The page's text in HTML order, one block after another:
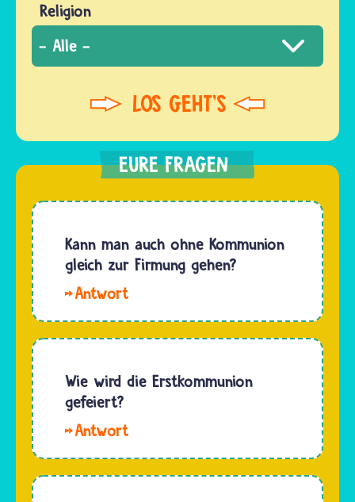
Religion
Kann man auch ohne Kommunion
gleich zur Firmung gehen?
Zur
in die
katholische
Kirche
gehören
immer
die Taufe,
Wie wird die Erstkommunion
gefeiert?
feiern